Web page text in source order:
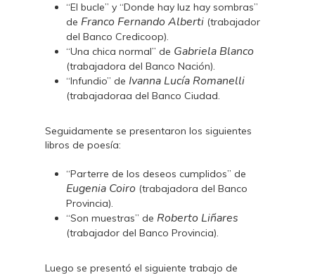
“El bucle” y “Donde hay luz hay sombras”
de Franco Fernando Alberti (trabajador
del Banco Credicoop).
“Una chica normal” de Gabriela Blanco
(trabajadora del Banco Nación).
“Infundio” de Ivanna Lucía Romanelli
(trabajadoraa del Banco Ciudad.
Seguidamente se presentaron los siguientes
libros de poesía:
“Parterre de los deseos cumplidos” de
Eugenia Coiro (trabajadora del Banco
Provincia).
“Son muestras” de Roberto Liñares
(trabajador del Banco Provincia).
Luego se presentó el siguiente trabajo de